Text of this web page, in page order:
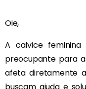
Oie,
A calvice
preocupante para
afeta diretamente